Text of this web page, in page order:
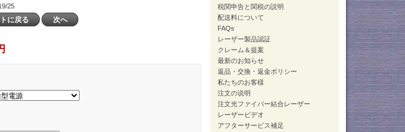
25
に戻る 次へ
税関申告と関税の説明
配送料について
FAQs
レーザー製品認証
クレーム＆提案
最新のお知らせ
返品・交換・返金ポリシー
私たちのお客様
注文の说明
注文光ファイバー結合レーザー
レーザービデオ
アフターサービス補足